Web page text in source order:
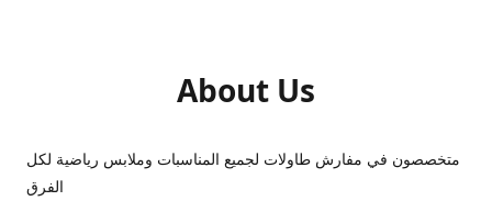
About Us
متخصصون في مفارش طاولات لجميع المناسبات وملابس رياضية لكل
الفرق